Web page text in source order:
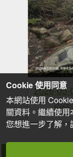
2026-
Cookie 使用同意
本網站使用
關資料。繼續使
您想進一步了解，